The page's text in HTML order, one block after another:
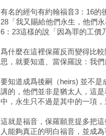
有名的經句有約翰福音3：16的
28「我又賜給他們永生，他們
6：23這樣的說「因為罪的工價
爲什麼在這裡保羅反而變得比
思，就要知道、當保羅說：我
要知道成爲後嗣（heirs) 並不
講的，他們並非是猶太人，這
中，永生只不過是其中的一項，
這就是福音，保羅願意提多把
人能夠真正的明白福音，並成為